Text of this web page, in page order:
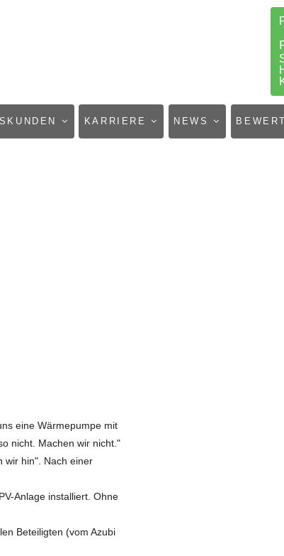
KARRIERE NEWS
eine Wärmepumpe mit
nicht. Machen wir nicht."
wir hin". Nach einer
Anlage installiert. Ohne
Beteiligten (vom Azubi